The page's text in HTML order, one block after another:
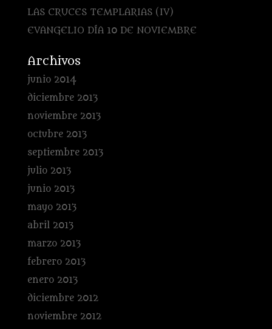
LAS CRUCES TEMPLARIAS (IV)
EVANGELIO DÍA 10 DE NOVIEMBRE
Archivos
junio 2014
diciembre 2013
noviembre 2013
octubre 2013
septiembre 2013
julio 2013
junio 2013
mayo 2013
abril 2013
marzo 2013
febrero 2013
enero 2013
diciembre 2012
noviembre 2012